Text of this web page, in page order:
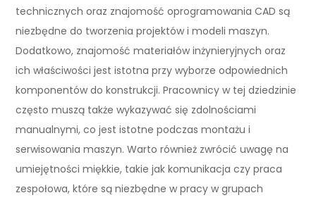
technicznych oraz znajomość oprogramowania CAD są
niezbędne do tworzenia projektów i modeli maszyn.
Dodatkowo, znajomość materiałów inżynieryjnych oraz
ich właściwości jest istotna przy wyborze odpowiednich
komponentów do konstrukcji. Pracownicy w tej dziedzinie
często muszą także wykazywać się zdolnościami
manualnymi, co jest istotne podczas montażu i
serwisowania maszyn. Warto również zwrócić uwagę na
umiejętności miękkie, takie jak komunikacja czy praca
zespołowa, które są niezbędne w pracy w grupach